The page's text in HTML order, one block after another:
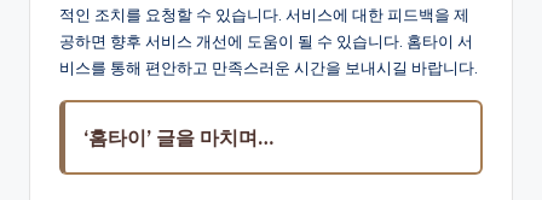
적인 조치를 요청할 수 있습니다. 서비스에 대한 피드백을 제
공하면 향후 서비스 개선에 도움이 될 수 있습니다. 홈타이 서
비스를 통해 편안하고 만족스러운 시간을 보내시길 바랍니다.
‘홈타이’ 글을 마치며…